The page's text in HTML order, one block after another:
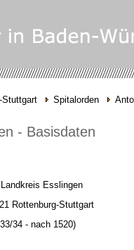
Stuttgart Spitalorden
- Basisdaten
Esslingen
Rottenburg-Stuttgart
34 - nach 1520)